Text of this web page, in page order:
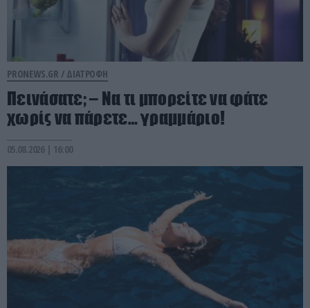
PRONEWS.GR / ΔΙΑΤΡΟΦΗ
Πεινάσατε; – Να τι μπορείτε να φάτε
χωρίς να πάρετε… γραμμάριο!
05.08.2026 | 16:00